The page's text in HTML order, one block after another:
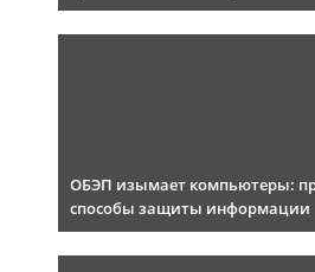
ОБЭП изымает компьютеры:
способы защиты информации